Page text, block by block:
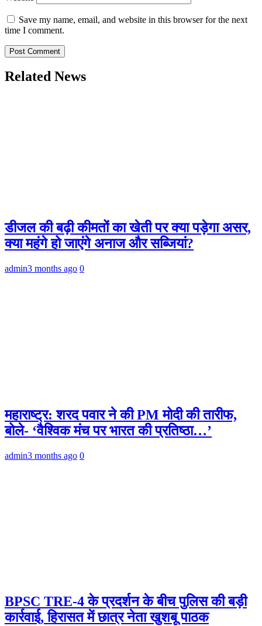
Save my name, email, and website in this browser for the next
time I comment.
Related News
डीजल की बढ़ी कीमतों का खेती पर क्या पड़ेगा असर,
क्या महंगे हो जाएंगे अनाज और सब्जियां?
admin3 months ago 0
महाराष्ट्र: शरद पवार ने की PM मोदी की तारीफ,
बोले- ‘वैश्विक मंच पर भारत की प्रतिष्ठा…’
admin3 months ago 0
BPSC TRE-4 के प्रदर्शन के बीच पुलिस की बड़ी
कार्रवाई, हिरासत में छात्र नेता खुशबू पाठक